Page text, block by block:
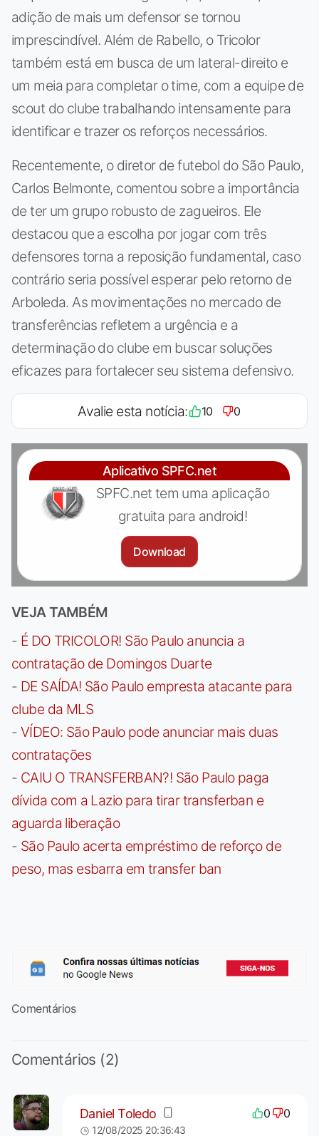
adição de mais um defensor se tornou
imprescindível. Além de Rabello, o Tricolor
também está em busca de um lateral-direito e
um meia para completar o time, com a equipe de
scout do clube trabalhando intensamente para
identificar e trazer os reforços necessários.
Recentemente, o diretor de futebol do São Paulo,
Carlos Belmonte, comentou sobre a importância
de ter um grupo robusto de zagueiros. Ele
destacou que a escolha por jogar com três
defensores torna a reposição fundamental, caso
contrário seria possível esperar pelo retorno de
Arboleda. As movimentações no mercado de
transferências refletem a urgência e a
determinação do clube em buscar soluções
eficazes para fortalecer seu sistema defensivo.
Avalie esta notícia: 10 0
Aplicativo SPFC.net
SPFC.net tem uma aplicação
gratuita para android!
Download
VEJA TAMBÉM
- É DO TRICOLOR! São Paulo anuncia a
contratação de Domingos Duarte
- DE SAÍDA! São Paulo empresta atacante para
clube da MLS
- VÍDEO: São Paulo pode anunciar mais duas
contratações
- CAIU O TRANSFERBAN?! São Paulo paga
dívida com a Lazio para tirar transferban e
aguarda liberação
- São Paulo acerta empréstimo de reforço de
peso, mas esbarra em transfer ban
Comentários
Comentários (2)
Daniel Toledo 0 0
12/08/2025 20:36:43